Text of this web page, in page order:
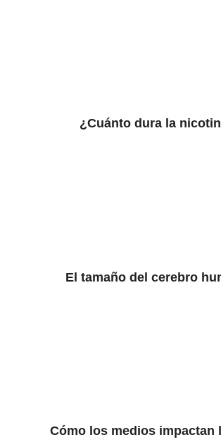
¿Cuánto dura la
El tamaño del cerebro
Cómo los medios impactan